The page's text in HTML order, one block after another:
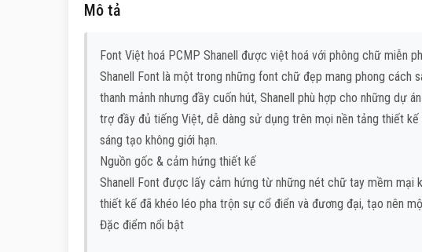
Mô tả
Font Việt hoá PCMP Shanell được việt hoá với phông chữ miễn
Shanell Font là một trong những font chữ đẹp mang phong cách
thanh mảnh nhưng đầy cuốn hút, Shanell phù hợp cho những dự
trợ đầy đủ tiếng Việt, dễ dàng sử dụng trên mọi nền tảng thiết kế
sáng tạo không giới hạn.
Nguồn gốc & cảm hứng thiết kế
Shanell Font được lấy cảm hứng từ những nét chữ tay mềm mại
thiết kế đã khéo léo pha trộn sự cổ điển và đương đại, tạo nên
Đặc điểm nổi bật